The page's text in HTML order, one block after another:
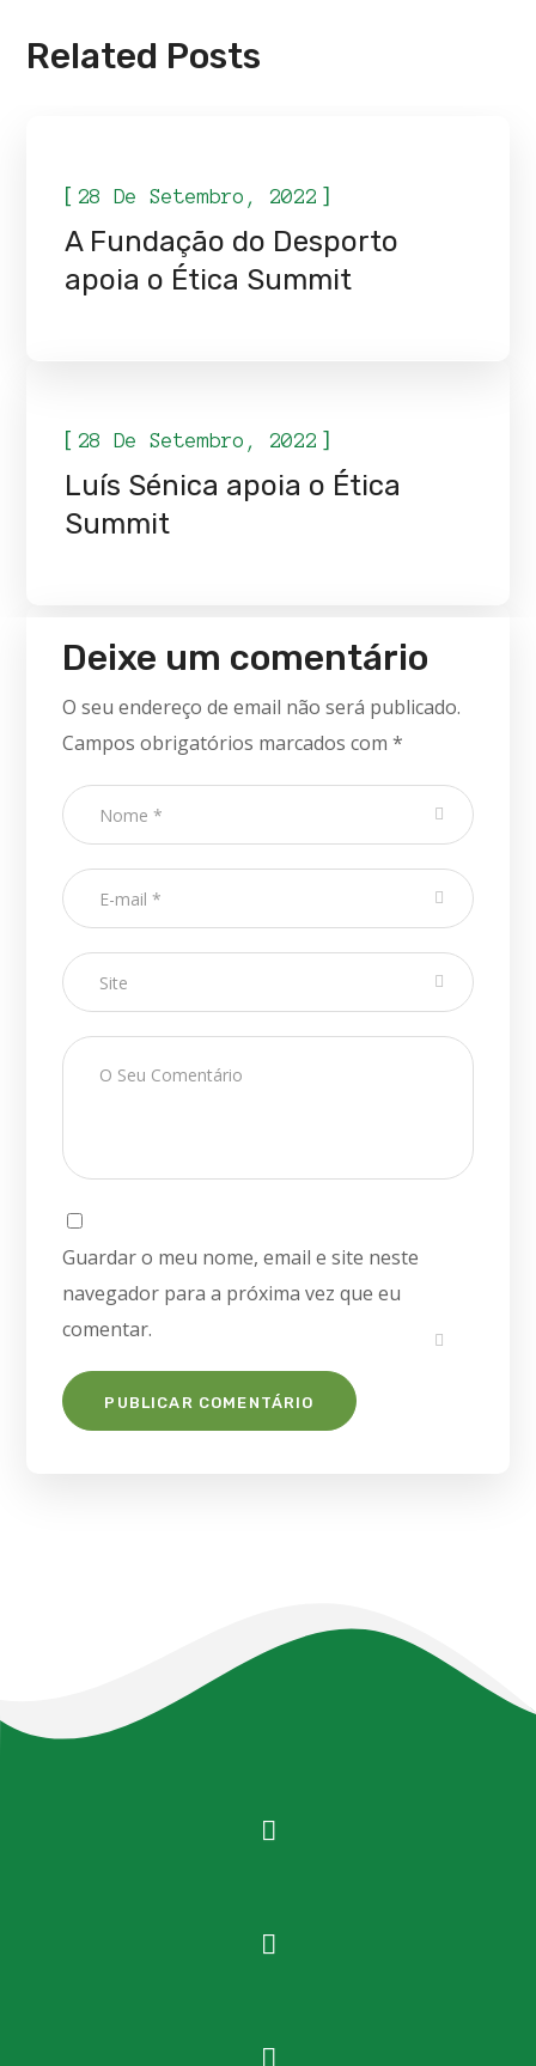
Related Posts
[28 De Setembro, 2022 ]
A Fundação do Desporto
apoia o Ética Summit
[28 De Setembro, 2022 ]
Luís Sénica apoia o Ética
Summit
Deixe um comentário
O seu endereço de email não será publicado.
Campos obrigatórios marcados com*
Guardar o meu nome, email e site neste
navegador para a próxima vez que eu
comentar.